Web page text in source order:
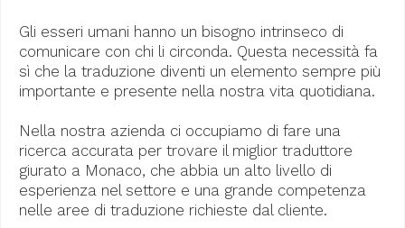
Gli esseri umani hanno un bisogno intrinseco di
comunicare con chi li circonda. Questa necessità fa
sì che la traduzione diventi un elemento sempre più
importante e presente nella nostra vita quotidiana.
Nella nostra azienda ci occupiamo di fare una
ricerca accurata per trovare il miglior traduttore
giurato a Monaco, che abbia un alto livello di
esperienza nel settore e una grande competenza
nelle aree di traduzione richieste dal cliente.